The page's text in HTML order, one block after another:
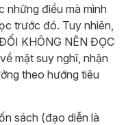
những điều mà mình
trước đó. Tuy nhiên,
KHÔNG NÊN ĐỌC
mặt suy nghĩ, nhận
theo hướng tiêu
sách (đạo diễn là